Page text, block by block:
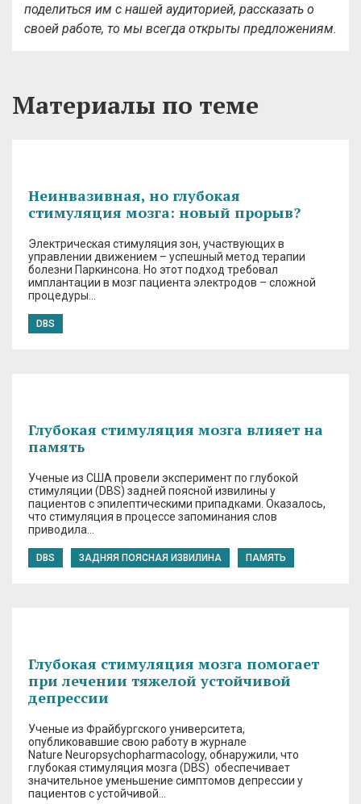
поделиться им с нашей аудиторией, рассказать о
своей работе, то мы всегда открыты предложениям.
Материалы по теме
Неинвазивная, но глубокая
стимуляция мозга: новый прорыв?
Электрическая стимуляция зон, участвующих в
управлении движением – успешный метод терапии
болезни Паркинсона. Но этот подход требовал
имплантации в мозг пациента электродов – сложной
процедуры…
DBS
Глубокая стимуляция мозга влияет на
память
Ученые из США провели эксперимент по глубокой
стимуляции (DBS) задней поясной извилины у
пациентов с эпилептическими припадками. Оказалось,
что стимуляция в процессе запоминания слов
приводила…
DBS ЗАДНЯЯ ПОЯСНАЯ ИЗВИЛИНА ПАМЯТЬ
Глубокая стимуляция мозга помогает
при лечении тяжелой устойчивой
депрессии
Ученые из Фрайбургского университета,
опубликовавшие свою работу в журнале
Nature Neuropsychopharmacology, обнаружили, что
глубокая стимуляция мозга (DBS) обеспечивает
значительное уменьшение симптомов депрессии у
пациентов с устойчивой…